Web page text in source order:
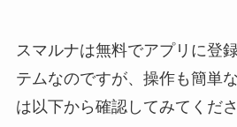
スマルナは無料でアプリに登
テムなのですが、操作も簡単
は以下から確認してみてくださ